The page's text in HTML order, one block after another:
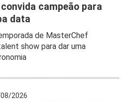
campeão para
data
de MasterChef
show para dar uma
2026